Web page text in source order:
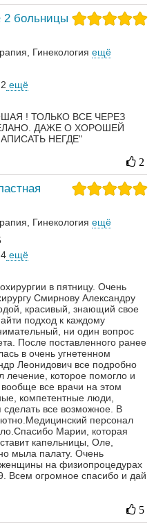
больницы
Гинекология ещё
ещё
! ТОЛЬКО ВСЕ ЧЕРЕЗ
ДАЖЕ О ХОРОШЕЙ
НЕГДЕ"
2
Гинекология ещё
ещё
в пятницу. Очень
Смирнову Александру
красивый, знающий свое
подход к каждому
ни один вопрос
После поставленного ранее
в очень угнетенном
Леонидович все подробно
лечение, которое помогло и
все врачи на этом
компетентные люди,
сделать все возможное. В
персонал
Марии, которая
капельницы, Оле,
мыла палату. Очень
на физиопроцедурах
Всем огромное спасибо и дай
5